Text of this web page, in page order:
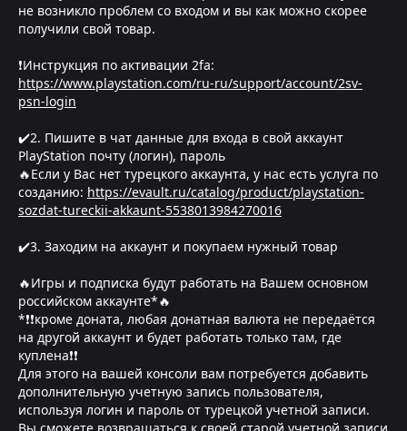
не возникло проблем со входом и вы как можно скорее
получили свой товар.
❗Инструкция по активации 2fa:
https://www.playstation.com/ru-ru/support/account/2sv-
psn-login
✔️2. Пишите в чат данные для входа в свой аккаунт
PlayStation почту (логин), пароль
🔥Если у Вас нет турецкого аккаунта, у нас есть услуга по
созданию: https://evault.ru/catalog/product/playstation-
sozdat-tureckii-akkaunt-5538013984270016
✔️3. Заходим на аккаунт и покупаем нужный товар
🔥Игры и подписка будут работать на Вашем основном
российском аккаунте*🔥
*❗❗кроме доната, любая донатная валюта не передаётся
на другой аккаунт и будет работать только там, где
куплена❗❗
Для этого на вашей консоли вам потребуется добавить
дополнительную учетную запись пользователя,
используя логин и пароль от турецкой учетной записи.